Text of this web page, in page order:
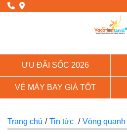
ƯU ĐÃI SỐC 2026
VÉ MÁY BAY GIÁ TỐT
Trang chủ / Tin tức / Vòng